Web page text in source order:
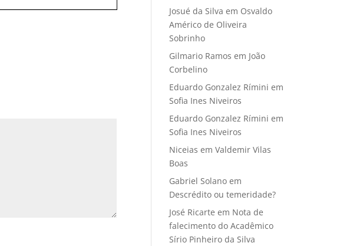
Josué da Silva em Osvaldo
Américo de Oliveira
Sobrinho
Gilmario Ramos em João
Corbelino
Eduardo Gonzalez Rímini em
Sofia Ines Niveiros
Eduardo Gonzalez Rímini em
Sofia Ines Niveiros
Niceias emValdemir Vilas
Boas
Gabriel Solano em
Descrédito ou temeridade?
José Ricarte em Nota de
falecimento do Acadêmico
Sírio Pinheiro da Silva